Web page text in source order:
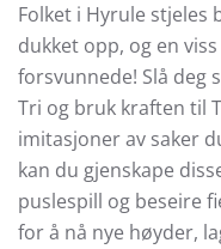
Folket i Hyrule stjeles
dukket opp, og en
forsvunnede! Slå deg
Tri og bruk kraften til
imitasjoner av saker
kan du gjenskape
puslespill og beseire
for å nå nye høyder,